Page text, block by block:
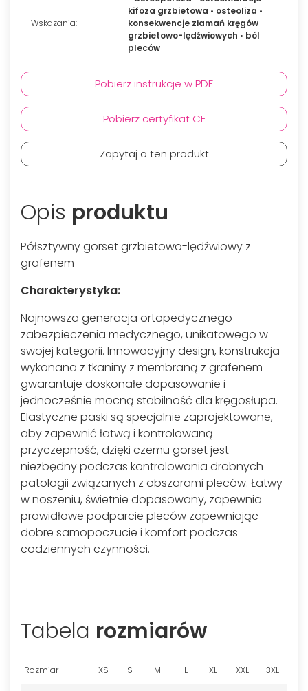
Wskazania:
kifoza grzbietowa • osteoliza •
konsekwencje złamań kręgów
grzbietowo-lędźwiowych • ból
pleców
Pobierz instrukcje w PDF
Pobierz certyfikat CE
Zapytaj o ten produkt
Opis produktu
Półsztywny gorset grzbietowo-lędźwiowy z
grafenem
Charakterystyka:
Najnowsza generacja ortopedycznego
zabezpieczenia medycznego, unikatowego w
swojej kategorii. Innowacyjny design, konstrukcja
wykonana z tkaniny z membraną z grafenem
gwarantuje doskonałe dopasowanie i
jednocześnie mocną stabilność dla kręgosłupa.
Elastyczne paski są specjalnie zaprojektowane,
aby zapewnić łatwą i kontrolowaną
przyczepność, dzięki czemu gorset jest
niezbędny podczas kontrolowania drobnych
patologii związanych z obszarami pleców. Łatwy
w noszeniu, świetnie dopasowany, zapewnia
prawidłowe podparcie pleców zapewniając
dobre samopoczucie i komfort podczas
codziennych czynności.
Tabela rozmiarów
Rozmiar XS S M L XL XXL 3XL